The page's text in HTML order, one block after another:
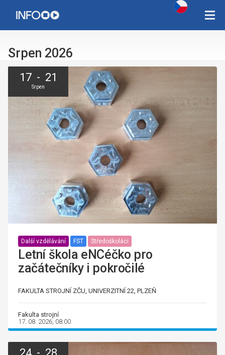
Srpen 2026
17 - 21
Srpen
Další vzdělávání FST Středoškoláci
Letní škola eNCéčko pro
začátečníky i pokročilé
FAKULTA STROJNÍ ZČU, UNIVERZITNÍ 22, PLZEŇ
Fakulta strojní
17. 08. 2026, 08:00
Copyright Západočeská univerzita v Plzni 2015 - 2026,